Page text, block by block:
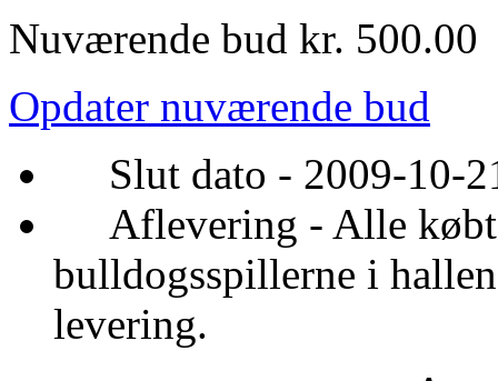
Nuværende bud kr. 500.00
Opdater nuværende bud
Slut dato - 2009-10-
Aflevering - Alle
bulldogsspillerne i
levering.